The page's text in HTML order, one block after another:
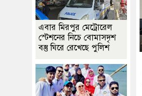
এবার মিরপুর মেট্রোরেল
স্টেশনের নিচে বোমাসদৃশ
বস্তু ঘিরে রেখেছে পুলিশ